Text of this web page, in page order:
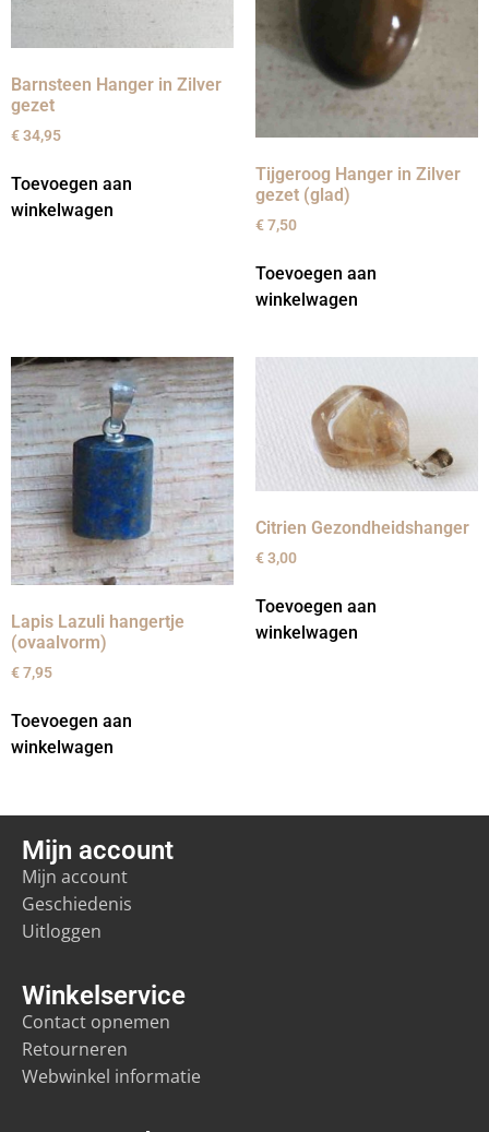
Barnsteen Hanger in Zilver
gezet
€34,95
Toevoegen aan
winkelwagen
Tijgeroog Hanger in Zilver
gezet (glad)
€7,50
Toevoegen aan
winkelwagen
Lapis Lazuli hangertje
(ovaalvorm)
€7,95
Toevoegen aan
winkelwagen
Citrien Gezondheidshanger
€3,00
Toevoegen aan
winkelwagen
Winkelservice
Contact opnemen
Retourneren
Webwinkel informatie
Mijn account
Mijn account
Geschiedenis
Uitloggen